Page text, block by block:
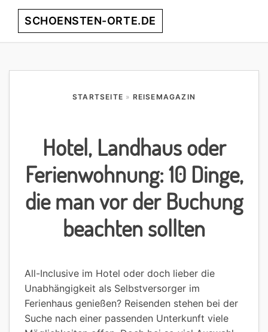
Skip
Skip
Skip
Skip
SCHOENSTEN-ORTE.DE
STARTSEITE » REISEMAGAZIN
Hotel, Landhaus oder
Ferienwohnung: 10 Dinge,
die man vor der Buchung
beachten sollten
All-Inclusive im Hotel oder doch lieber die
Unabhängigkeit als Selbstversorger im
Ferienhaus genießen? Reisenden stehen bei der
Suche nach einer passenden Unterkunft viele